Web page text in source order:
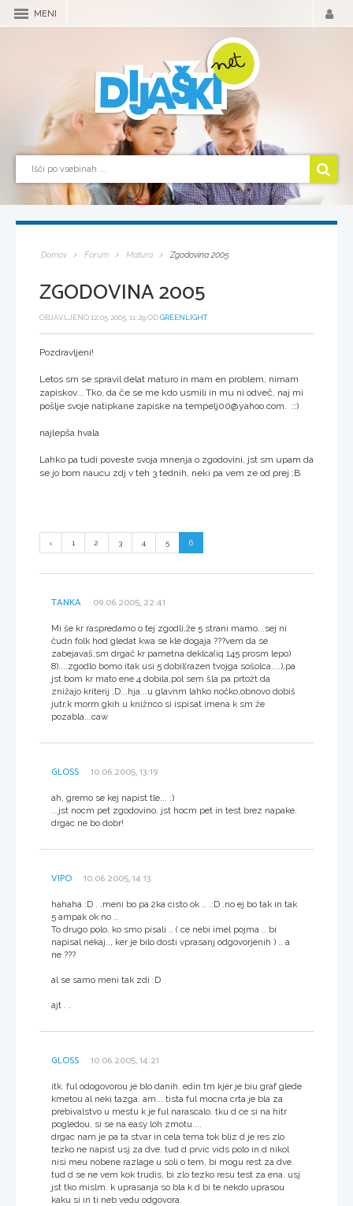
MENI
Domov Forum Matura Zgodovina 2005
ZGODOVINA 2005
OBJAVLJENO 12.05.2005, 11:29 ODGREENLIGHT
Pozdravljeni!
Letos sm se spravil delat maturo in mam en problem, nimam
zapiskov... Tko, da če se me kdo usmili in mu ni odveč, naj mi
pošlje svoje natipkane zapiske na tempelj00@yahoo.com. ::)
najlepša hvala
Lahko pa tudi poveste svoja mnenja o zgodovini, jst sm upam da
se jo bom naucu zdj v teh 3 tednih, neki pa vem ze od prej :B
1 2 3 4 5 6
TANKA 09.06.2005, 22:41
Mi še kr raspredamo o tej zgodli,že 5 strani mamo...sej ni
čudn folk hod gledat kwa se kle dogaja ???vem da se
zabejavaš,sm drgač kr pametna deklca(iq 145 prosm lepo)
8)....zgodlo bomo itak usi 5 dobil(razen tvojga sošolca....),pa
jst bom kr mato ene 4 dobila,pol sem šla pa prtožt da
znižajo kriterij ;D...hja...u glavnm lahko nočko,obnovo dobiš
jutr,k morm gkih u knižnco si ispisat imena k sm že
pozabla...caw
GLOSS 10.06.2005, 13:19
ah, gremo se kej napist tle... :)
...jst nocm pet zgodovino. jst hocm pet in test brez napake.
drgac ne bo dobr!
VIPO 10.06.2005, 14:13
hahaha :D . .meni bo pa 2ka cisto ok .. .:D .no ej bo tak in tak
5 ampak ok no ..
To drugo polo, ko smo pisali .. ( ce nebi imel pojma .. bi
napisal nekaj.., ker je bilo dosti vprasanj odgovorjenih ) .. a
ne ???
al se samo meni tak zdi :D
ajt . .
GLOSS 10.06.2005, 14:21
itk. ful odogovorou je blo danih. edin tm kjer je biu graf glede
kmetou al neki tazga. am... tista ful mocna crta je bla za
prebivalstvo u mestu k je ful narascalo. tku d ce si na hitr
pogledou, si se na easy loh zmotu....
drgac nam je pa ta stvar in cela tema tok bliz d je res zlo
tezko ne napist usj za dve. tud d prvic vids polo in d nikol
nisi meu nobene razlage u soli o tem, bi mogu rest za dve.
tud d se ne vem kok trudis, bi zlo tezko resu test za ena. usj
jst tko mislm. k uprasanja so bla k d bi te nekdo uprasou
kaku si in ti neb vedu odgovora.